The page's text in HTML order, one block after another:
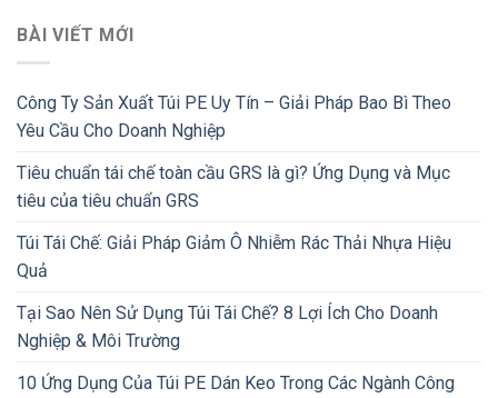
BÀI VIẾT MỚI
Công Ty Sản Xuất Túi PE Uy Tín – Giải Pháp Bao Bì Theo
Yêu Cầu Cho Doanh Nghiệp
Tiêu chuẩn tái chế toàn cầu GRS là gì? Ứng Dụng và Mục
tiêu của tiêu chuẩn GRS
Túi Tái Chế: Giải Pháp Giảm Ô Nhiễm Rác Thải Nhựa Hiệu
Quả
Tại Sao Nên Sử Dụng Túi Tái Chế? 8 Lợi Ích Cho Doanh
Nghiệp & Môi Trường
10 Ứng Dụng Của Túi PE Dán Keo Trong Các Ngành Công